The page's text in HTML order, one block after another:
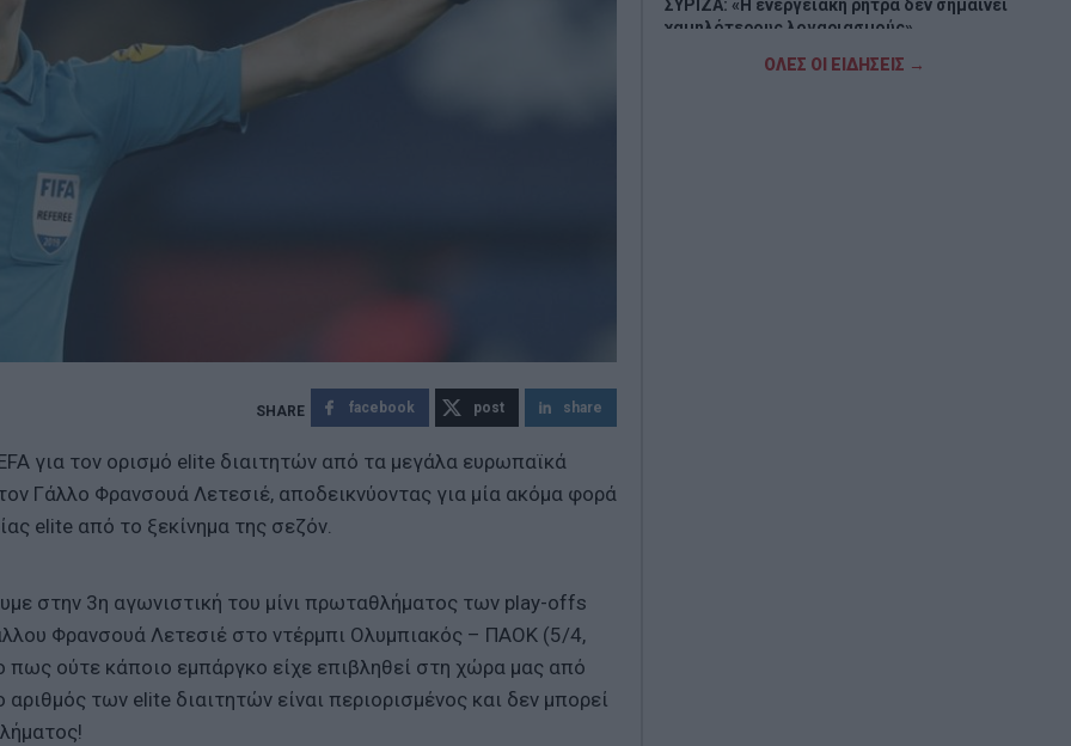
facebook post share
για τον ορισμό elite διαιτητών από τα μεγάλα ευρωπαϊκά
Γάλλο Φρανσουά Λετεσιέ, αποδεικνύοντας για μία ακόμα φορά
elite από το ξεκίνημα της σεζόν.
στην 3η αγωνιστική του μίνι πρωταθλήματος των play-offs
Φρανσουά Λετεσιέ στο ντέρμπι Ολυμπιακός – ΠΑΟΚ (5/4,
ούτε κάποιο εμπάργκο είχε επιβληθεί στη χώρα μας από
των elite διαιτητών είναι περιορισμένος και δεν μπορεί
ΣΥΡΙΖΑ: «Η ενεργειακή ρήτρα δεν σημαίνει
χαμηλότερους λογαριασμούς»
ΟΛΕΣ ΟΙ ΕΙΔΗΣΕΙΣ →